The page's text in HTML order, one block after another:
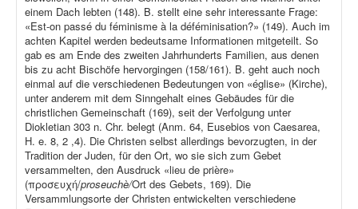
einem Dach lebten (148). B. stellt eine sehr interessante Frage:
«Est-on passé du féminisme à la déféminisation?» (149). Auch im
achten Kapitel werden bedeutsame Informationen mitgeteilt. So
gab es am Ende des zweiten Jahrhunderts Familien, aus denen
bis zu acht Bischöfe hervorgingen (158/161). B. geht auch noch
einmal auf die verschiedenen Bedeutungen von «église» (Kirche),
unter anderem mit dem Sinngehalt eines Gebäudes für die
christlichen Gemeinschaft (169), seit der Verfolgung unter
Diokletian 303 n. Chr. belegt (Anm. 64, Eusebios von Caesarea,
H. e. 8, 2 ,4). Die Christen selbst allerdings bevorzugten, in der
Tradition der Juden, für den Ort, wo sie sich zum Gebet
versammelten, den Ausdruck «lieu de prière»
(προσευχή/proseuchè/Ort des Gebets, 169). Die
Versammlungsorte der Christen entwickelten verschiedene